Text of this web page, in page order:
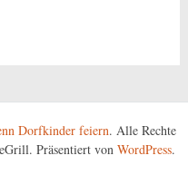
Dorfkinder feiern. Alle Rechte
Präsentiert von WordPress.